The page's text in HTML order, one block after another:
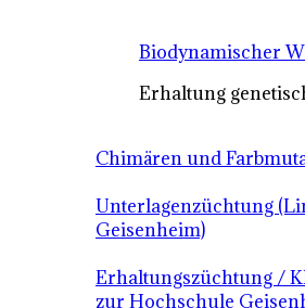
Biodynamischer
Erhaltung
Chimären und
Unterlagenzüchtung
Geisenheim)
Erhaltungszüchtung /
zur Hochschule